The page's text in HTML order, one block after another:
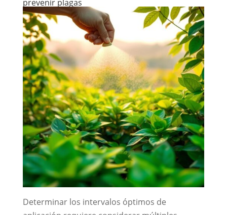
prevenir plagas
Determinar los intervalos óptimos de